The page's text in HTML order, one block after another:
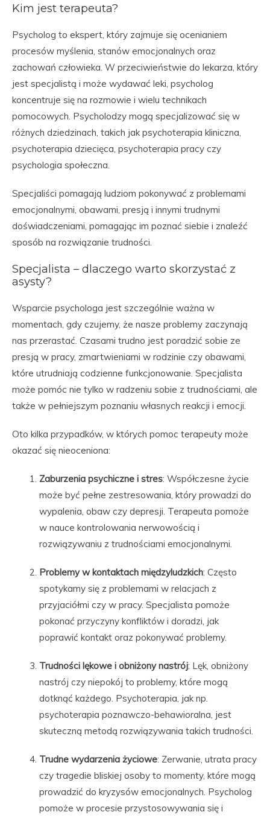
Kim jest terapeuta?
Psycholog to ekspert, który zajmuje się ocenianiem
procesów myślenia, stanów emocjonalnych oraz
zachowań człowieka. W przeciwieństwie do lekarza, który
jest specjalistą i może wydawać leki, psycholog
koncentruje się na rozmowie i wielu technikach
pomocowych. Psycholodzy mogą specjalizować się w
różnych dziedzinach, takich jak psychoterapia kliniczna,
psychoterapia dziecięca, psychoterapia pracy czy
psychologia społeczna.
Specjaliści pomagają ludziom pokonywać z problemami
emocjonalnymi, obawami, presją i innymi trudnymi
doświadczeniami, pomagając im poznać siebie i znaleźć
sposób na rozwiązanie trudności.
Specjalista – dlaczego warto skorzystać z
asysty?
Wsparcie psychologa jest szczególnie ważna w
momentach, gdy czujemy, że nasze problemy zaczynają
nas przerastać. Czasami trudno jest poradzić sobie ze
presją w pracy, zmartwieniami w rodzinie czy obawami,
które utrudniają codzienne funkcjonowanie. Specjalista
może pomóc nie tylko w radzeniu sobie z trudnościami, ale
także w pełniejszym poznaniu własnych reakcji i emocji.
Oto kilka przypadków, w których pomoc terapeuty może
okazać się nieoceniona:
Zaburzenia psychiczne i stres: Współczesne życie
może być pełne zestresowania, który prowadzi do
wypalenia, obaw czy depresji. Terapeuta pomoże
w nauce kontrolowania nerwowością i
rozwiązywaniu z trudnościami emocjonalnymi.
Problemy w kontaktach międzyludzkich: Często
spotykamy się z problemami w relacjach z
przyjaciółmi czy w pracy. Specjalista pomoże
pokonać przyczyny konfliktów i doradzi, jak
poprawić kontakt oraz pokonywać problemy.
Trudności lękowe i obniżony nastrój: Lęk, obniżony
nastrój czy niepokój to problemy, które mogą
dotknąć każdego. Psychoterapia, jak np.
psychoterapia poznawczo-behawioralna, jest
skuteczną metodą rozwiązywania takich trudności.
Trudne wydarzenia życiowe: Zerwanie, utrata pracy
czy tragedie bliskiej osoby to momenty, które mogą
prowadzić do kryzysów emocjonalnych. Psycholog
pomoże w procesie przystosowywania się i